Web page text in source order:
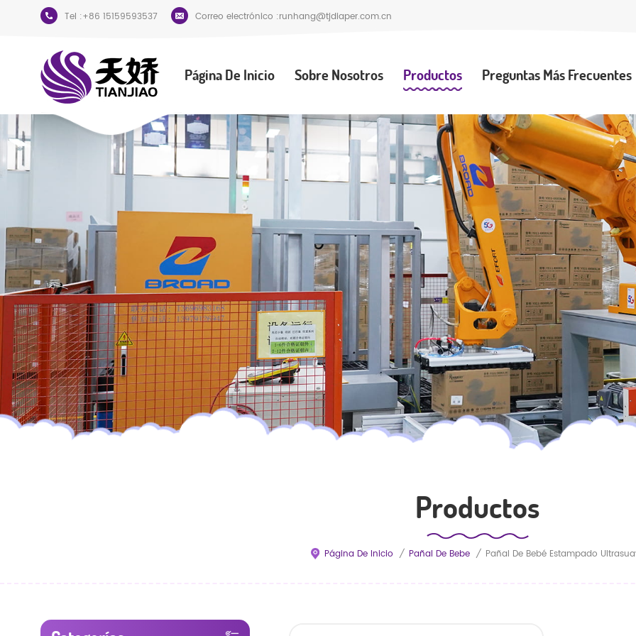
Tel :+86 15159593537 Correo electrónico :runhang@tjdiaper.com.cn
Página De Inicio Sobre Nosotros Productos Preguntas Más Frecuentes
Productos
Página De Inicio / Pañal De Bebe / Pañal De Bebé Estampado